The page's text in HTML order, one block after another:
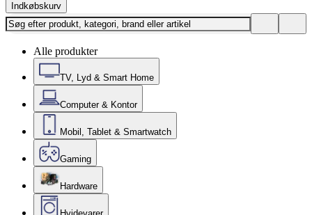
Indkøbskurv
Alle produkter
TV, Lyd & Smart Home
Computer & Kontor
Mobil, Tablet & Smartwatch
Gaming
Hardware